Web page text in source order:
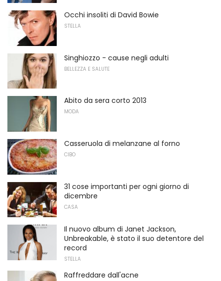
Occhi insoliti di David Bowie
STELLA
Singhiozzo - cause negli adulti
BELLEZZA E SALUTE
Abito da sera corto 2013
MODA
Casseruola di melanzane al forno
CIBO
31 cose importanti per ogni giorno di
dicembre
CASA
Il nuovo album di Janet Jackson,
Unbreakable, è stato il suo detentore del
record
STELLA
Raffreddare dall'acne